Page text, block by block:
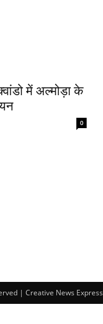
में अल्मोड़ा के
0
| Creative News Express